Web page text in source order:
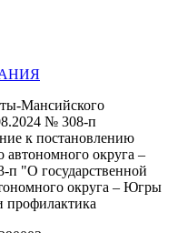
Мансийского
№ 308-п
к постановлению
округа –
"О государственной
округа – Югры
профилактика